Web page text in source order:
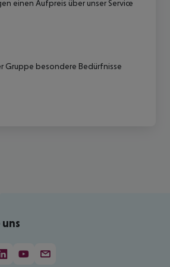
einen Aufpreis über unser Service
Gruppe besondere Bedürfnisse